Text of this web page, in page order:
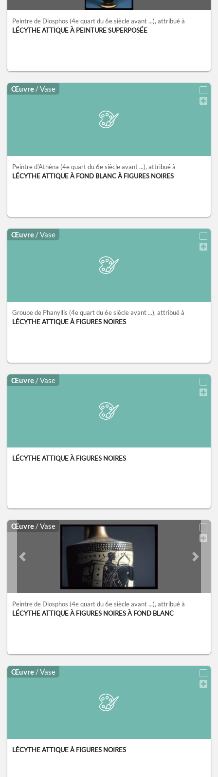
Peintre de Diosphos (4e quart du 6e siècle avant ...), attribué à
LÉCYTHE ATTIQUE À PEINTURE SUPERPOSÉE
Œuvre / Vase
Peintre d'Athéna (4e quart du 6e siècle avant ...), attribué à
LÉCYTHE ATTIQUE À FOND BLANC À FIGURES NOIRES
Œuvre / Vase
Groupe de Phanyllis (4e quart du 6e siècle avant ...), attribué à
LÉCYTHE ATTIQUE À FIGURES NOIRES
Œuvre / Vase
LÉCYTHE ATTIQUE À FIGURES NOIRES
Œuvre / Vase
Previous slide Next
Peintre de Diosphos (4e quart du 6e siècle avant ...), attribué à
LÉCYTHE ATTIQUE À FIGURES NOIRES À FOND BLANC
Œuvre / Vase
LÉCYTHE ATTIQUE À FIGURES NOIRES